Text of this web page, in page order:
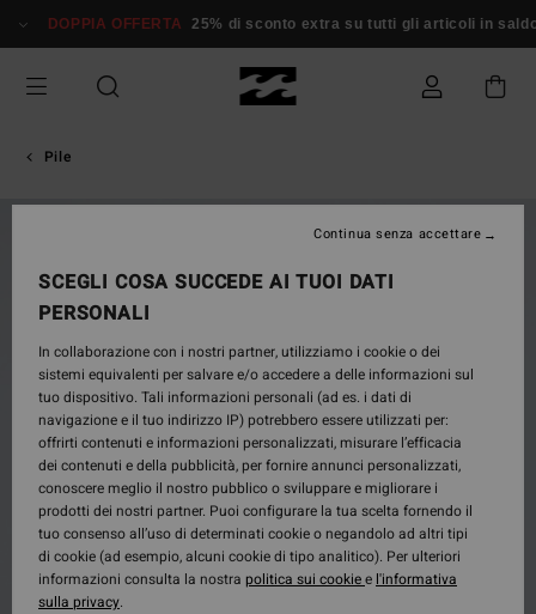
alle
prodotto
DOPPIA OFFERTA 25% di sconto extra su tutti gli articoli in saldo*
Pile
SCEGLI COSA SUCCEDE AI TUOI DATI
PERSONALI
In collaborazione con i nostri partner, utilizziamo i cookie o dei
sistemi equivalenti per salvare e/o accedere a delle informazioni sul
tuo dispositivo. Tali informazioni personali (ad es. i dati di
navigazione e il tuo indirizzo IP) potrebbero essere utilizzati per:
offrirti contenuti e informazioni personalizzati, misurare l’efficacia
dei contenuti e della pubblicità, per fornire annunci personalizzati,
conoscere meglio il nostro pubblico o sviluppare e migliorare i
prodotti dei nostri partner. Puoi configurare la tua scelta fornendo il
tuo consenso all’uso di determinati cookie o negandolo ad altri tipi
di cookie (ad esempio, alcuni cookie di tipo analitico). Per ulteriori
informazioni consulta la nostra politica sui cookiee l'informativa
sulla privacy.
Continua senza accettare